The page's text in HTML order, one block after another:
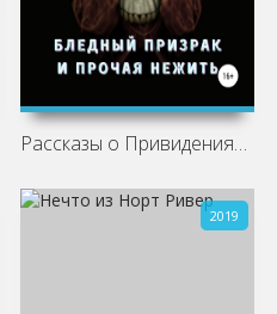
Рассказы о Привидениях Антиквария –
2019